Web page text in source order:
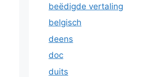
beëdigde vertaling
belgisch
deens
doc
duits